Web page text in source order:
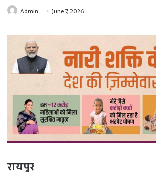
Admin June 7, 2026
रायपुर